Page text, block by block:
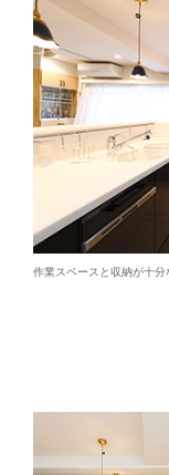
作業スペースと収納が十分